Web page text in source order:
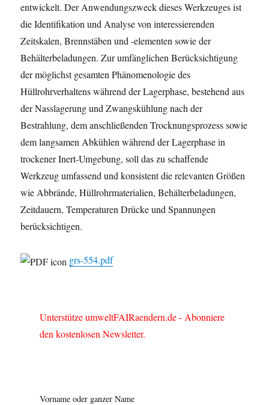
entwickelt. Der Anwendungszweck dieses Werkzeuges ist
die Identifikation und Analyse von interessierenden
Zeitskalen, Brennstäben und -elementen sowie der
Behälterbeladungen. Zur umfänglichen Berücksichtigung
der möglichst gesamten Phänomenologie des
Hüllrohrverhaltens während der Lagerphase, bestehend aus
der Nasslagerung und Zwangskühlung nach der
Bestrahlung, dem anschließenden Trocknungsprozess sowie
dem langsamen Abkühlen während der Lagerphase in
trockener Inert-Umgebung, soll das zu schaffende
Werkzeug umfassend und konsistent die relevanten Größen
wie Abbrände, Hüllrohrmaterialien, Behälterbeladungen,
Zeitdauern, Temperaturen Drücke und Spannungen
berücksichtigen.
grs-554.pdf
Unterstütze umweltFAIRaendern.de - Abonniere
den kostenlosen Newsletter.
Vorname oder ganzer Name